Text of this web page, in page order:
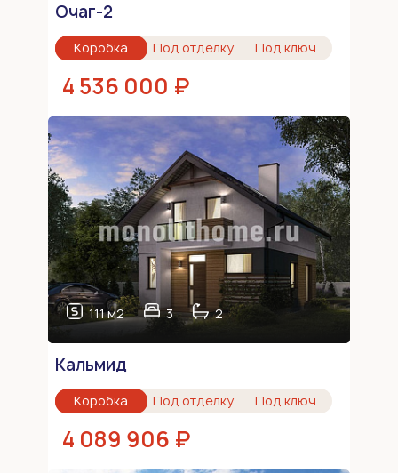
Очаг-2
Коробка Под отделку Под ключ
4 536 000 ₽
111 м2 3 2
Кальмид
Коробка Под отделку Под ключ
4 089 906 ₽